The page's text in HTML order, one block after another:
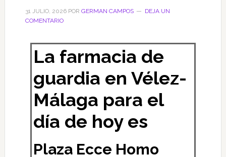
31 JULIO, 2026POR GERMAN CAMPOS
DEJA UN
COMENTARIO
La farmacia de
guardia en Vélez-
Málaga para el
día de hoy es
Plaza Ecce Homo